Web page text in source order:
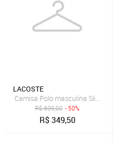
LACOSTE
Camisa Polo masculina Slim
R$699,00 - 50%
R$349,50